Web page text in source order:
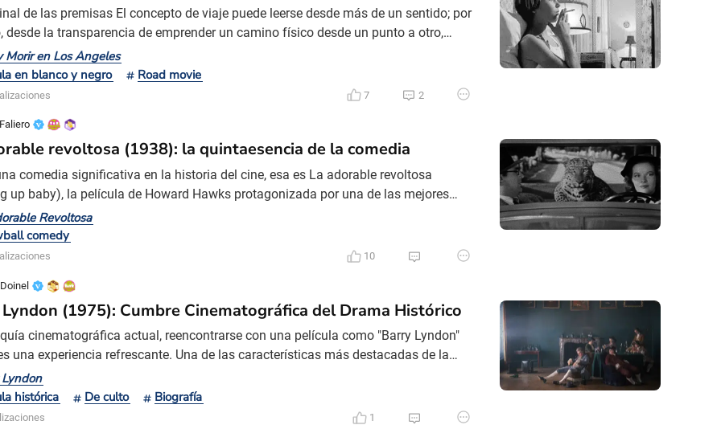
de las premisas El concepto de viaje puede leerse desde más de un sentido; por
desde la transparencia de emprender un camino físico desde un punto a otro,
en que existe la posibilidad de metaforizar y que el transitar no implique el
de los cuerpos sino de las experiencias vividas y la aventura de un porvenir.
siempre adelante (C’mon C’mon, 2021)
Morir en Los Ángeles
en blanco y negro
Road movie
7 2
revoltosa (1938): la quintaesencia de la comedia
comedia significativa en la historia del cine, esa es La adorable revoltosa
up baby), la película de Howard Hawks protagonizada por una de las mejores
hayan alumbrado el cinematógrafo: Katharine Hepburn y Cary Grant, una
protagonizó cuatro películas en los 30’s del siglo pasado (bueno, la última,
equivocada -The Philadelphia Story- fue en verdad
Revoltosa
comedy
10
(1975): Cumbre Cinematográfica del Drama Histórico
cinematográfica actual, reencontrarse con una película como "Barry Lyndon"
una experiencia refrescante. Una de las características más destacadas de la
sin duda, su brillantez visual. Kubrick, un maestro de la puesta en escena,
cada fotograma en un lienzo vibrante que impresiona con su grandeza y
en los grandes pintores de siglos pas
histórica
De culto Biografía
1